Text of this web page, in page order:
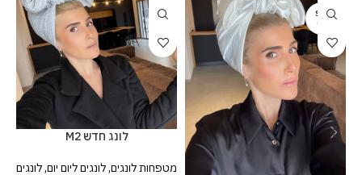
SOLD
OUT
לונג חדש M2
מטפחות לונגים,לונגים ליום יום,לונגים